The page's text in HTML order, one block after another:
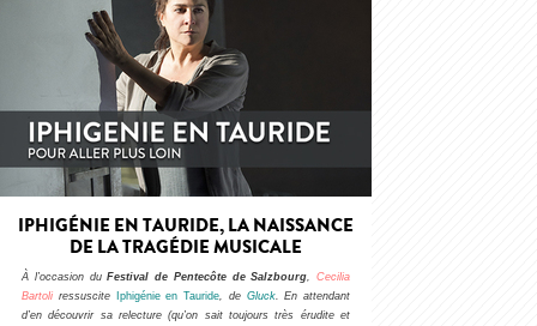
IPHIGÉNIE EN TAURIDE, LA NAISSANCE
DE LA TRAGÉDIE MUSICALE
À l’occasion duFestival de Pentecôte de Salzbourg
Cecilia
Bartoli ressuscite Iphigénie en Tauride , de Gluck. En attendant
d’en découvrir sa relecture (qu’on sait toujours très érudite et